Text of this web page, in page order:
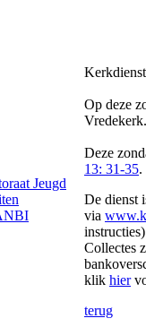
Jeugd
Op deze
Deze
13: 31-35.
De dienst
via
Collectes
klik hier
terug